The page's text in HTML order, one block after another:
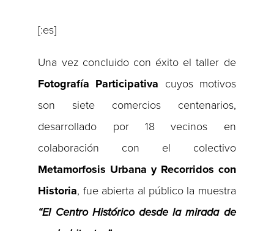
[:es]
Una vez concluido con éxito el taller de
Fotografía Participativa cuyos motivos
son siete comercios centenarios,
desarrollado por 18 vecinos en
colaboración con el colectivo
Metamorfosis Urbana y Recorridos con
Historia, fue abierta al público la muestra
“El Centro Histórico desde la mirada de